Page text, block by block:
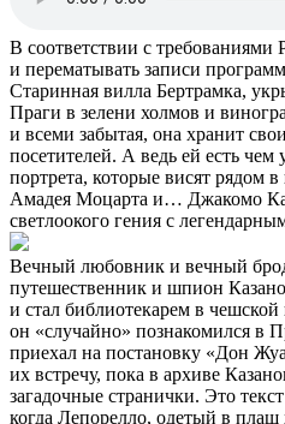
В соответствии с требованиями
и перематывать записи
Старинная вилла Бертрамка,
Праги в зелени холмов и
и всеми забытая, она хранит
посетителей. А ведь ей есть
портрета, которые висят рядом
Амадея Моцарта и… Джакомо
светлоокого гения с
Вечный любовник и вечный
путешественник и шпион
и стал библиотекарем в
он «случайно» познакомился в
приехал на постановку «Дон
их встречу, пока в архиве
загадочные странички. Это
когда Лепорелло, одетый в плащ